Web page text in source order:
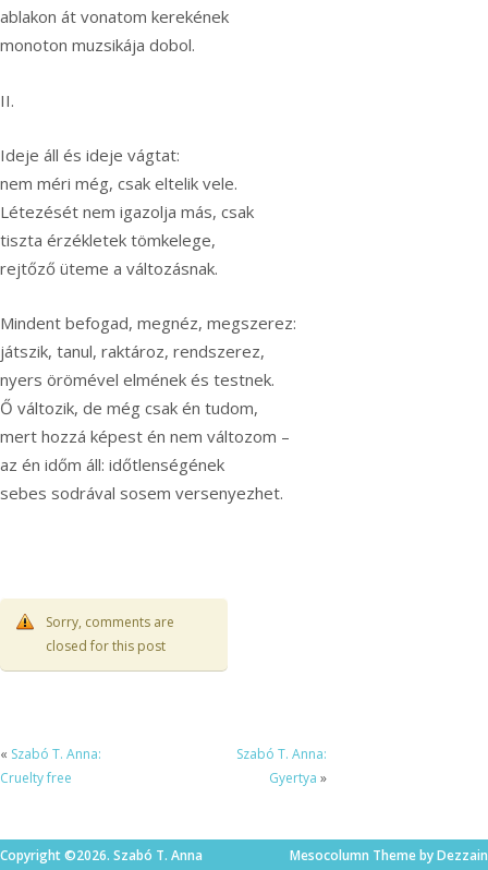
ablakon át vonatom kerekének
monoton muzsikája dobol.
II.
Ideje áll és ideje vágtat:
nem méri még, csak eltelik vele.
Létezését nem igazolja más, csak
tiszta érzékletek tömkelege,
rejtőző üteme a változásnak.
Mindent befogad, megnéz, megszerez:
játszik, tanul, raktároz, rendszerez,
nyers örömével elmének és testnek.
Ő változik, de még csak én tudom,
mert hozzá képest én nem változom –
az én időm áll: időtlenségének
sebes sodrával sosem versenyezhet.
Sorry, comments are
closed for this post
« Szabó T. Anna:
Cruelty free
Szabó T. Anna:
Gyertya »
Copyright ©2026. Szabó T. Anna Mesocolumn Theme by Dezzain